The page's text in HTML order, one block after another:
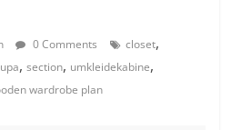
0 Comments closet,
,section, umkleidekabine,
wardrobe plan